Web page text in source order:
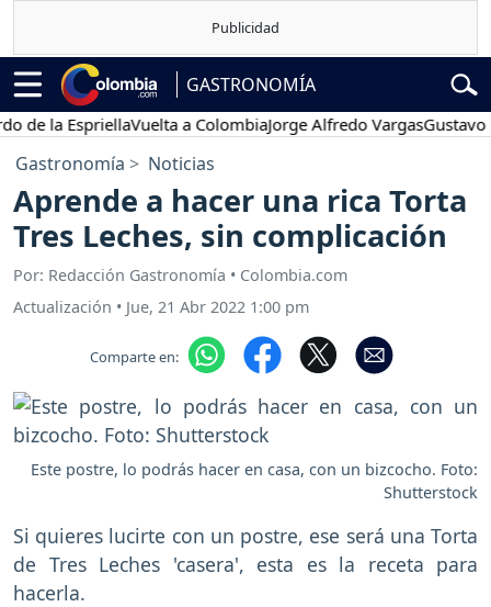
GASTRONOMÍA
la EspriellaVuelta a ColombiaJorge Alfredo VargasGustavo
Gastronomía Noticias
Aprende a hacer una rica Torta
Tres Leches, sin complicación
Por: Redacción Gastronomía • Colombia.com
Actualización • Jue, 21 Abr 2022 1:00 pm
Comparte en:
Este postre, lo podrás hacer en casa, con un bizcocho. Foto:
Shutterstock
Si quieres lucirte con un postre, ese será una Torta
de Tres Leches 'casera', esta es la receta para
hacerla.